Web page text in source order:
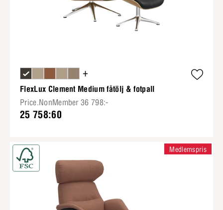
+
FlexLux Clement Medium fåtölj & fotpall
Price.NonMember 36 798:-
25 758:60
Medlemspris